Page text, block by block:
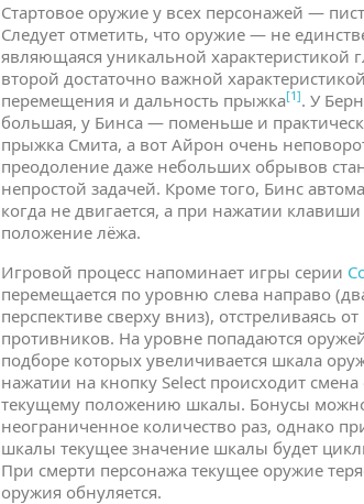
Стартовое оружие у всех персонажей —
Следует отметить, что оружие — не
являющаяся уникальной характеристикой
второй достаточно важной
перемещения и дальность прыжка[1]. У
большая, у Бинса — поменьше и
прыжка Смита, а вот Айрон очень
преодоление даже небольших обрывов
непростой задачей. Кроме того, Бинс
когда не двигается, а при нажатии
положение лёжа.
Игровой процесс напоминает игры серии
перемещается по уровню слева направо
перспективе сверху вниз), отстреливаясь
противников. На уровне попадаются
подборе которых увеличивается шкала
нажатии на кнопку Select происходит
текущему положению шкалы. Бонусы
неограниченное количество раз, однако
шкалы текущее значение шкалы будет
При смерти персонажа текущее оружие
оружия обнуляется.